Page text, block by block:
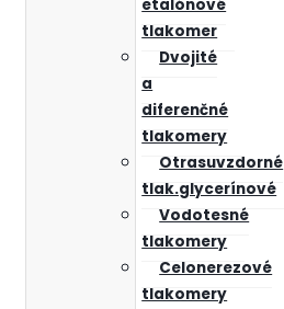
etalónové
tlakomer
Dvojité
a
diferenčné
tlakomery
Otrasuvzdorné
tlak.glycerínové
Vodotesné
tlakomery
Celonerezové
tlakomery